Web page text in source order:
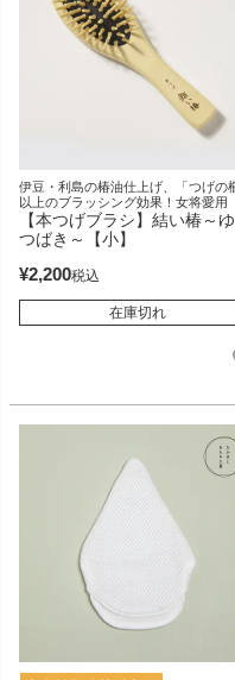
伊豆・利島の椿油仕上げ、「つげの
以上のブラッシング効果！女将愛用
【本つげブラシ】結い椿～
つばき～【小】
¥2,200税込
在庫切れ